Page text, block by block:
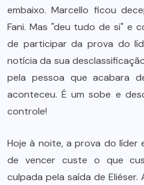
embaixo. Marcello ficou
Fani. Mas "deu tudo de si" e
de participar da prova do
notícia da sua
pela pessoa que acabara
aconteceu. É um sobe e
controle!
Hoje à noite, a prova do líder
de vencer custe o que
culpada pela saída de